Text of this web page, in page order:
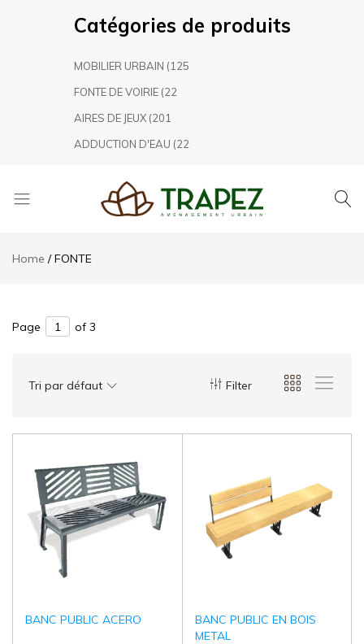
Catégories de produits
MOBILIER URBAIN (125
FONTE DE VOIRIE (22
AIRES DE JEUX (201
ADDUCTION D'EAU (22
d'Aménagement
Aires
de
jeux,
Home FONTE
Page of 3
Filter
Tri par défaut
BANC PUBLIC ACERO
BANC PUBLIC EN BOIS
METAL